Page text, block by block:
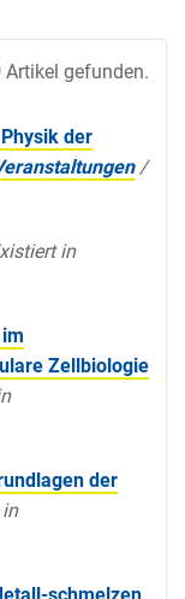
Artikel gefunden.
Datum
der
/
in
Zellbiologie
der